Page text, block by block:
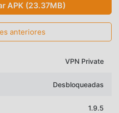
APK (23.37MB)
anteriores
VPN Private
Desbloqueadas
1.9.5